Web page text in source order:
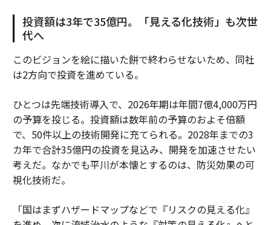
投資額は3年で35億円。「見える化技術」も次世
代へ
このビジョンを絵に描いた餅で終わらせないため、同社
は2方向で投資を進めている。
ひとつは先端技術導入で、2026年期は年間7億4,000万円
の予算を投じる。投資額は数年前の予算のおよそ倍額
で、50件以上の技術開発に充てられる。2028年までの3
カ年で合計35億円の投資を見込み、開発を加速させたい
考えだ。なかでも平川が本懐とするのは、防災効果の可
視化技術だ。
「国はまずハザードマップなどで『リスクの見える化』